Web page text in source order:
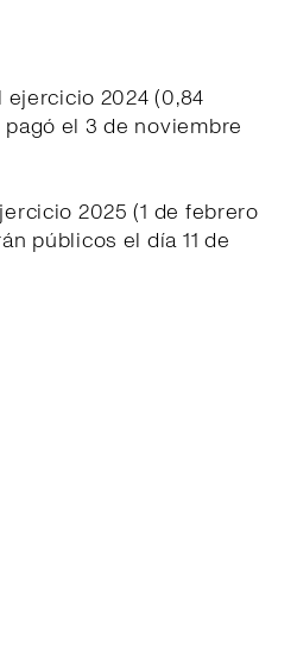
2024 (0,84
el 3 de noviembre
2025 (1 de febrero
públicos el día 11 de